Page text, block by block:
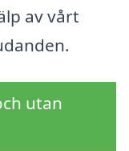
av vårt
utan